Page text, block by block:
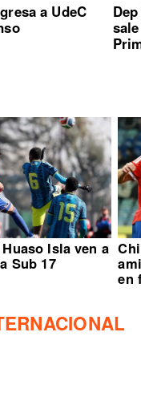
a UdeC
Isla ven a
Sub 17
en